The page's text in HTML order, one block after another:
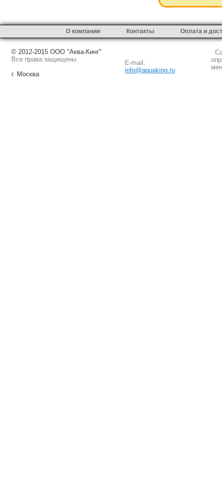
О компании Контакты Оплата и
© 2012-2015 ООО "Аква-Кинг"
Все права защищены
г. Москва
E-mail:
info@aquaking.ru